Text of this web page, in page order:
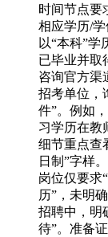
时间节点要
相应学历/
以“本科”
已毕业并取
咨询官方渠
招考单位，
件”。例如
习学历在教
细节重点查
日制”字样
岗位仅要求
历”，未明
招聘中，明
待”。准备